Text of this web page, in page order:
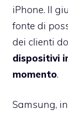
iPhone. Il
fonte di
dei clienti
dispositivi
momento.
Samsung,